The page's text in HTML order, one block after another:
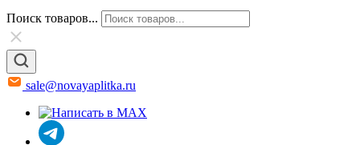
Поиск товаров...
sale@novayaplitka.ru